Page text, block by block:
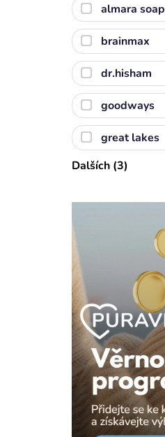
almara soap
brainmax
dr.hisham
goodways
great lakes
Dalších (3)